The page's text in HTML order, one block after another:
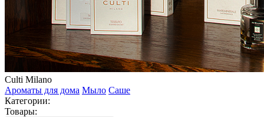
Culti Milano
Ароматы для дома Мыло Саше
Категории:
Товары: